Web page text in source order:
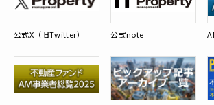
公式X（旧Twitter） 公式note